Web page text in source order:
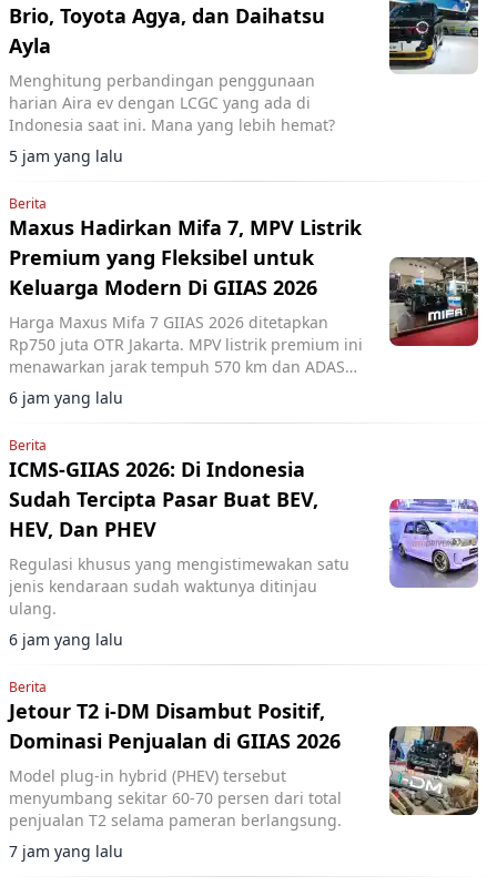
Brio, Toyota Agya, dan Daihatsu
Ayla
Menghitung perbandingan penggunaan
harian Aira ev dengan LCGC yang ada di
Indonesia saat ini. Mana yang lebih hemat?
5 jam yang lalu
Berita
Maxus Hadirkan Mifa 7, MPV Listrik
Premium yang Fleksibel untuk
Keluarga Modern Di GIIAS 2026
Harga Maxus Mifa 7 GIIAS 2026 ditetapkan
Rp750 juta OTR Jakarta. MPV listrik premium ini
menawarkan jarak tempuh 570 km dan ADAS
Level 2+.
6 jam yang lalu
Berita
ICMS-GIIAS 2026: Di Indonesia
Sudah Tercipta Pasar Buat BEV,
HEV, Dan PHEV
Regulasi khusus yang mengistimewakan satu
jenis kendaraan sudah waktunya ditinjau
ulang.
6 jam yang lalu
Berita
Jetour T2 i-DM Disambut Positif,
Dominasi Penjualan di GIIAS 2026
Model plug-in hybrid (PHEV) tersebut
menyumbang sekitar 60-70 persen dari total
penjualan T2 selama pameran berlangsung.
7 jam yang lalu